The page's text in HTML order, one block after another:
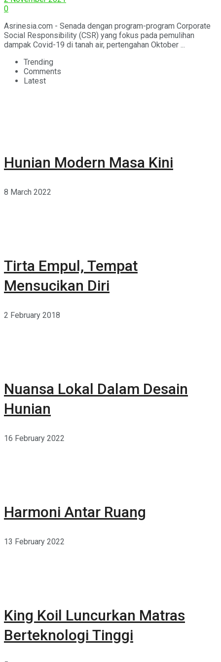
0
Asrinesia.com - Senada dengan program-program Corporate
Social Responsibility (CSR) yang fokus pada pemulihan
dampak Covid-19 di tanah air, pertengahan Oktober ...
Trending
Comments
Latest
Hunian Modern Masa Kini
8 March 2022
Tirta Empul, Tempat
Mensucikan Diri
2 February 2018
Nuansa Lokal Dalam Desain
Hunian
16 February 2022
Harmoni Antar Ruang
13 February 2022
King Koil Luncurkan Matras
Berteknologi Tinggi